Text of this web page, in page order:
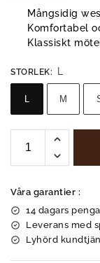
Mångsidig
Komfortabel
Klassiskt
STORLEK: L
L M
Våra garantier :
14 dagars
Leverans med
Lyhörd